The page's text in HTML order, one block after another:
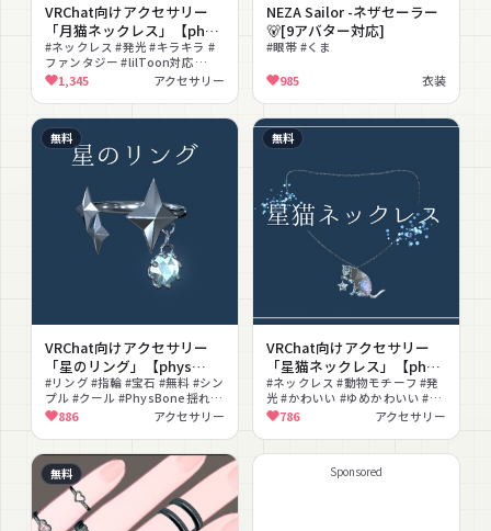
VRChat向けアクセサリー
「月猫ネックレス」【phys
bone使用】
#ネックレス #発光 #キラキラ #
ファンタジー #lilToon対応
#PhysBone対応 #無料
1,345 アクセサリー
NEZA Sailor -ネザセーラー
🐻[9アバター対応]
#眼帯 #くま
985 衣装
無料
VRChat向けアクセサリー
「星のリング」【phys
bone使用】
#リング #指輪 #宝石 #無料 #シン
プル #クール #PhysBone揺れ #
揺れ物 #FBX
886 アクセサリー
無料
VRChat向けアクセサリー
「星猫ネックレス」【phys
bone使用】
#ネックレス #動物モチーフ #発
光 #かわいい #ゆめかわいい #無
料 #揺れ物 #銀
786 アクセサリー
無料 Sponsored